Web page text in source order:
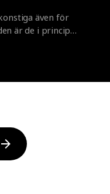
även för
är de i princip